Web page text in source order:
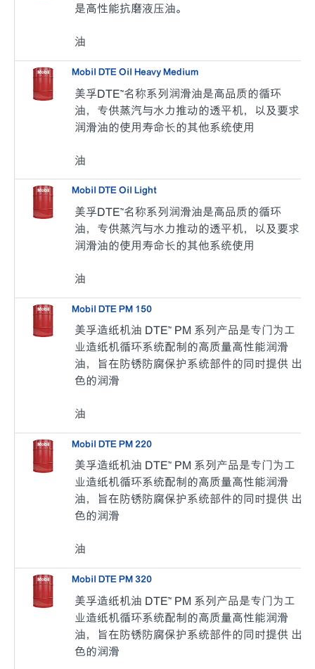
是高性能抗磨液压油。
油
Mobil DTE Oil Heavy Medium
美孚DTE™名称系列润滑油是高品质的循环
油，专供蒸汽与水力推动的透平机，以及要求
润滑油的使用寿命长的其他系统使用
油
Mobil DTE Oil Light
美孚DTE™名称系列润滑油是高品质的循环
油，专供蒸汽与水力推动的透平机，以及要求
润滑油的使用寿命长的其他系统使用
油
Mobil DTE PM 150
美孚造纸机油 DTE™ PM 系列产品是专门为工
业造纸机循环系统配制的高质量高性能润滑
油，旨在防锈防腐保护系统部件的同时提供 出
色的润滑
油
Mobil DTE PM 220
美孚造纸机油 DTE™ PM 系列产品是专门为工
业造纸机循环系统配制的高质量高性能润滑
油，旨在防锈防腐保护系统部件的同时提供 出
色的润滑
油
Mobil DTE PM 320
美孚造纸机油 DTE™ PM 系列产品是专门为工
业造纸机循环系统配制的高质量高性能润滑
油，旨在防锈防腐保护系统部件的同时提供 出
色的润滑